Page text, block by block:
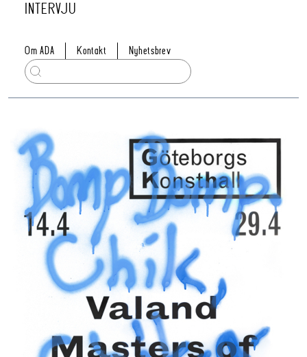
INTERVJU
Om ADA Kontakt Nyhetsbrev